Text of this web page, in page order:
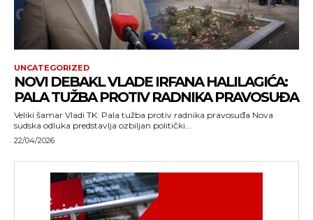
UNCATEGORIZED
NOVI DEBAKL VLADE IRFANA HALILAGIĆA:
PALA TUŽBA PROTIV RADNIKA PRAVOSUĐA
Veliki šamar Vladi TK: Pala tužba protiv radnika pravosuđa Nova
sudska odluka predstavlja ozbiljan politički...
22/04/2026